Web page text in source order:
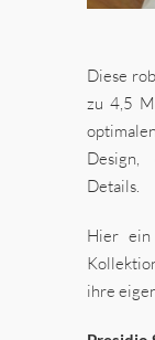
Diese
zu 4,5
Design,
Details.
Hier ein
ihre